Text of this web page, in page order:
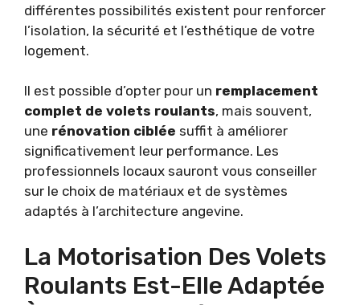
différentes possibilités existent pour renforcer
l’isolation, la sécurité et l’esthétique de votre
logement.
Il est possible d’opter pour un remplacement
complet de volets roulants, mais souvent,
une rénovation ciblée suffit à améliorer
significativement leur performance. Les
professionnels locaux sauront vous conseiller
sur le choix de matériaux et de systèmes
adaptés à l’architecture angevine.
La Motorisation Des Volets
Roulants Est-Elle Adaptée